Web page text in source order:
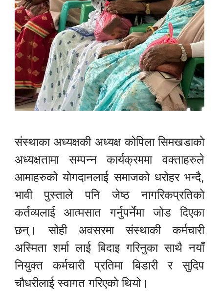
संस्थाका अध्यक्षकी अध्यक्ष कोपिला सिमखडाको
अध्यक्षतामा सम्पन्न कार्यक्रममा वक्ताहरुले
आमाहरुको योगदानलाई समाजको धरोहर भन्दै,
भावी पुस्ताले पनि जेष्ठ नागरिकप्रतिको
कर्तव्यलाई आत्मसात गर्नुपर्नेमा जोड दिएका
छन्। सोही अवसरमा संस्थाकी कर्मचारी
अस्मिता शर्मा लाई बिदाइ गरिनुका साथै नयाँ
नियुक्त कर्मचारी प्रतिमा बिडारी र सुदिप
चौधरीलाई स्वागत गरिएको थियो।